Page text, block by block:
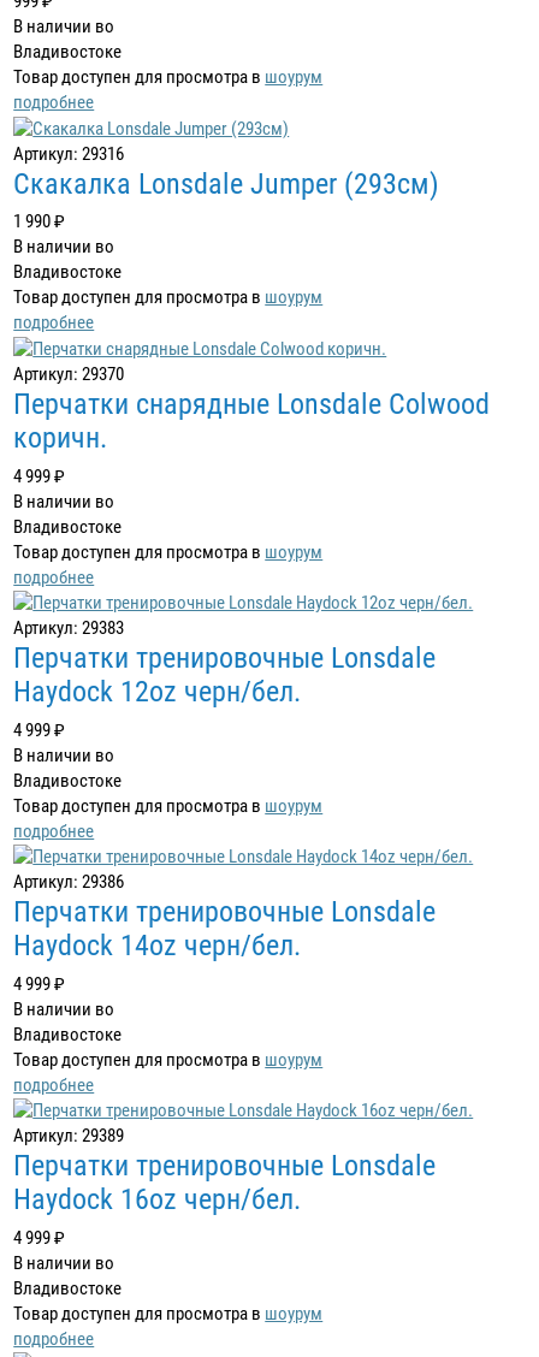
В наличии во
Владивостоке
Товар доступен для просмотра в шоурум
подробнее
Артикул: 29316
Скакалка Lonsdale Jumper (293см)
1 990 ₽
В наличии во
Владивостоке
Товар доступен для просмотра в шоурум
подробнее
Артикул: 29370
Перчатки снарядные Lonsdale Colwood
коричн.
4 999 ₽
В наличии во
Владивостоке
Товар доступен для просмотра в шоурум
подробнее
Артикул: 29383
Перчатки тренировочные Lonsdale
Haydock 12oz черн/бел.
4 999 ₽
В наличии во
Владивостоке
Товар доступен для просмотра в шоурум
подробнее
Артикул: 29386
Перчатки тренировочные Lonsdale
Haydock 14oz черн/бел.
4 999 ₽
В наличии во
Владивостоке
Товар доступен для просмотра в шоурум
подробнее
Артикул: 29389
Перчатки тренировочные Lonsdale
Haydock 16oz черн/бел.
4 999 ₽
В наличии во
Владивостоке
Товар доступен для просмотра в шоурум
подробнее